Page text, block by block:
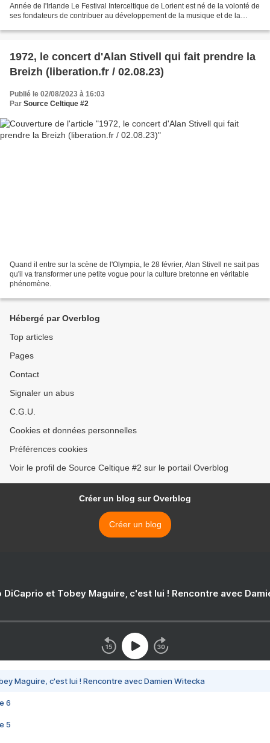
Année de l'Irlande Le Festival Interceltique de Lorient est né de la volonté de
ses fondateurs de contribuer au développement de la musique et de la
1972, le concert d'Alan Stivell qui fait prendre la
Breizh (liberation.fr / 02.08.23)
Publié le 02/08/2023 à 16:03
Par Source Celtique #2
Quand il entre sur la scène de l'Olympia, le 28 février, Alan Stivell ne sait pas
qu'il va transformer une petite vogue pour la culture bretonne en véritable
phénomène.
Hébergé par Overblog
Top articles
Pages
Contact
Signaler un abus
C.G.U.
Cookies et données personnelles
Préférences cookies
Voir le profil de Source Celtique #2 sur le portail Overblog
Créer un blog sur Overblog
Créer un blog
DiCaprio et Tobey Maguire, c'est lui ! Rencontre avec
Maguire, c'est lui ! Rencontre avec Damien Witecka
6
5